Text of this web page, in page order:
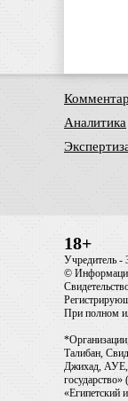
Аналитика
18+
Учредитель -
©
При полном
Талибан,
Джихад, АУЕ,